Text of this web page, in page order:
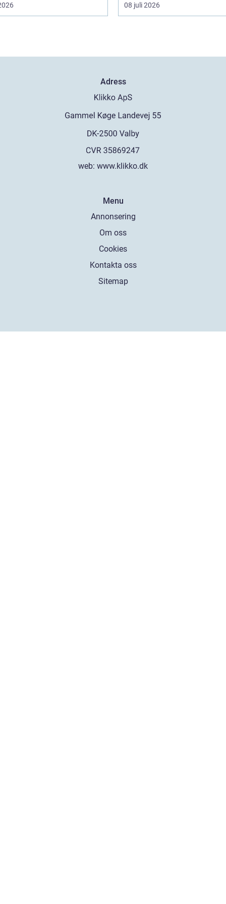
08 juli 2026
Adress
web: www.klikko.dk
Menu
Annonsering
Om oss
Cookies
Kontakta oss
Sitemap